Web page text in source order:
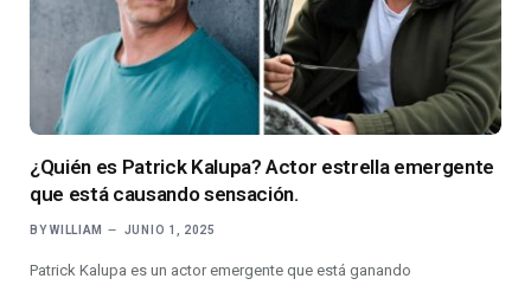
¿Quién es Patrick Kalupa? Actor estrella emergente
que está causando sensación.
BY WILLIAM JUNIO 1, 2025
Patrick Kalupa es un actor emergente que está ganando